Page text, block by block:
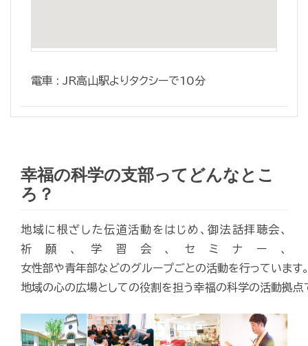
電車 : JR高山駅よりタクシーで10分
幸福の科学の支部ってどんなとこ
ろ？
地域に根ざした伝道活動をはじめ、御法話拝聴会、
祈願、学習会、セミナー、
女性部や青年部などのグループごとの活動を行っています
地域の心の広場としての役割を担う幸福の科学の活動拠点